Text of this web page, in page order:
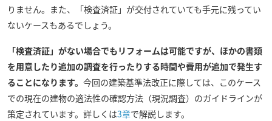
りません。また、「検査済証」が交付されていても手元に残ってい
ないケースもあるでしょう。
「検査済証」がない場合でもリフォームは可能ですが、ほかの書類
を用意したり追加の調査を行ったりする時間や費用が追加で発生す
ることになります。 今回の建築基準法改正に際しては、このケース
での現在の建物の適法性の確認方法（現況調査）のガイドラインが
策定されています。詳しくは3章で解説します。